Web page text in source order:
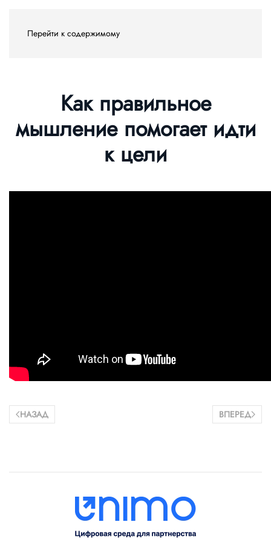
Перейти к содержимому
Как правильное
мышление помогает идти
к цели
НАЗАД ВПЕРЕД